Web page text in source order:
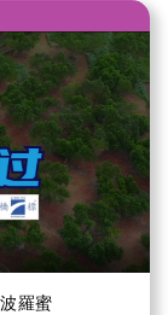
羅蜜